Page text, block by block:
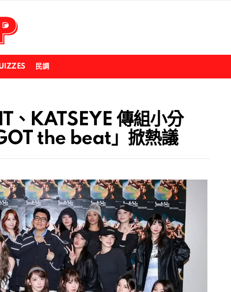
民調
、KATSEYE 傳組小分
the beat」掀熱議